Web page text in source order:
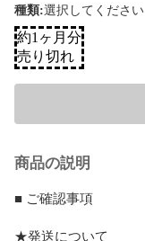
種類:選択してください
約1ヶ月分
売り切れ
商品の説明
■ ご確認事項
★発送について